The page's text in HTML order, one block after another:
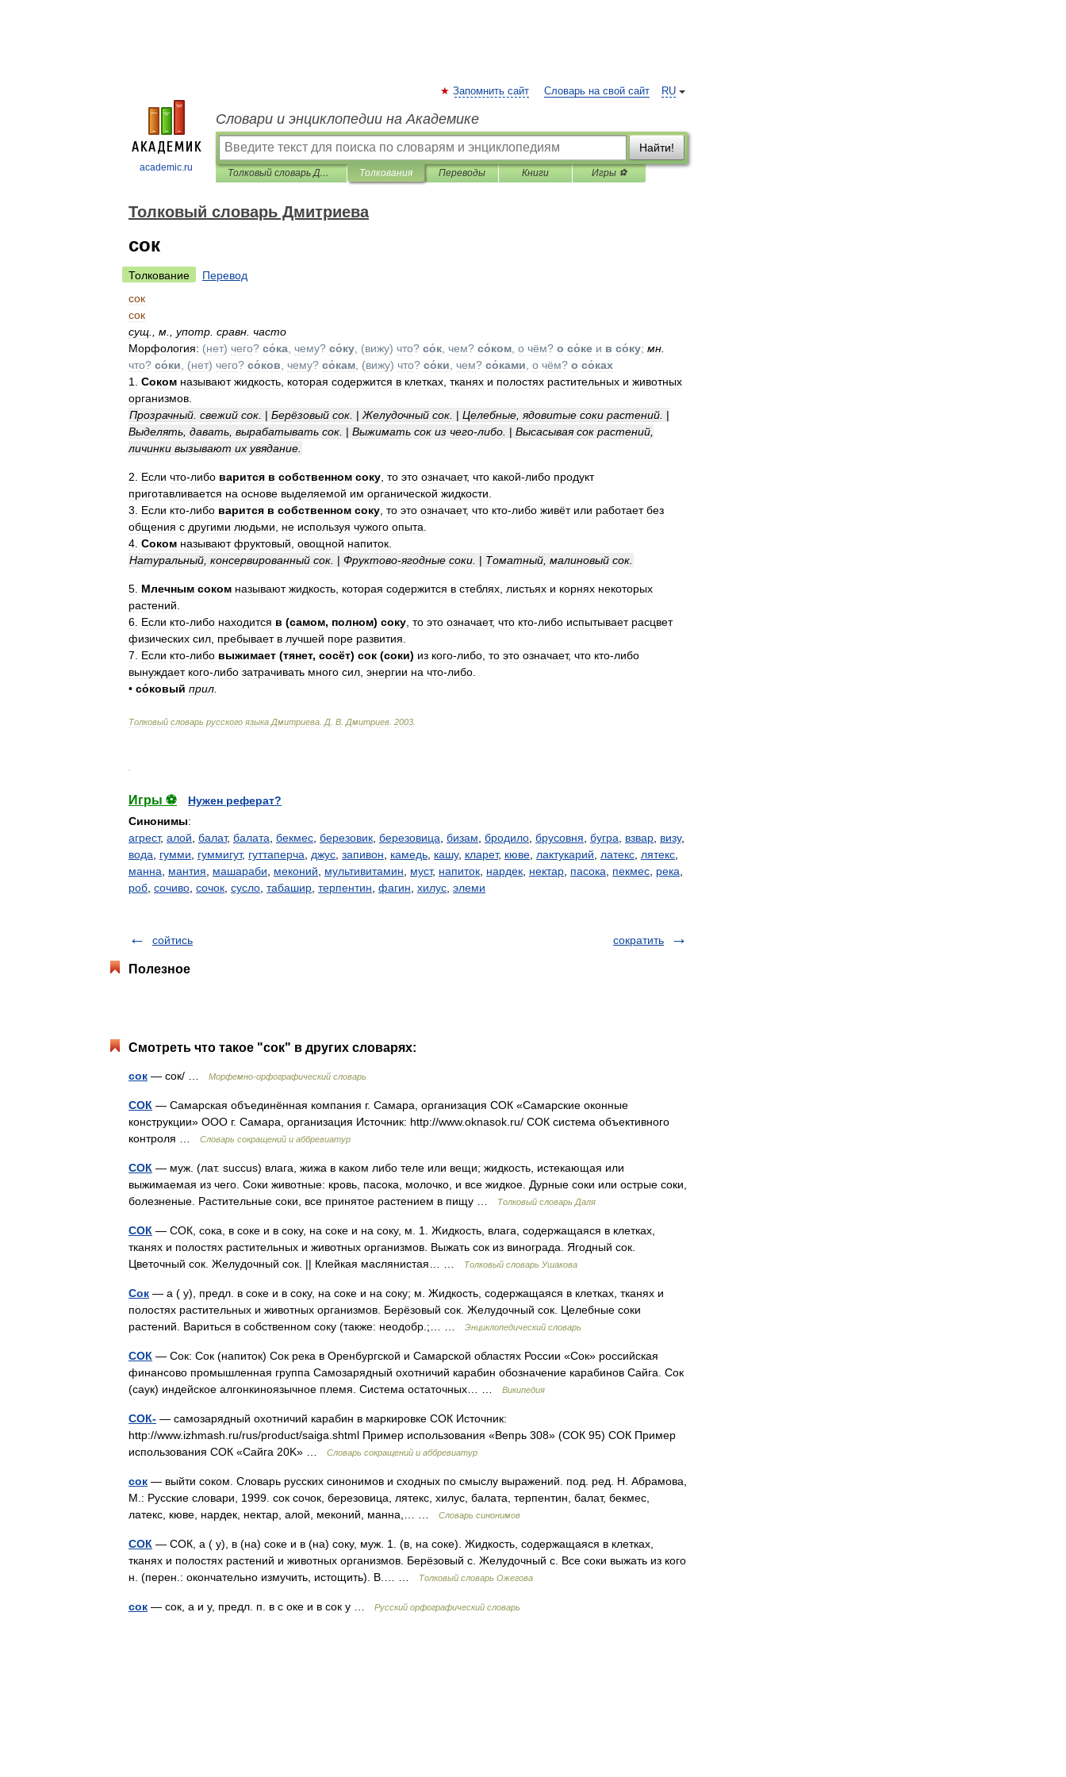
academic.ru
RU
Запомнить сайт Словарь на свой сайт
Словари и энциклопедии на Академике
Найти!
Толковый словарь Дмитриева Толкования Переводы Книги Игры ⚽
Толковый словарь Дмитриева
сок
Толкование
Перевод
сок
сок
сущ
м употр сравн часто
Морфология: (нет) чего? со́ка чему? со́ку , (вижу) что? со́к чем? со́ком о чём? о со́ке и в со́ку; мн
что? со́ки , (нет) чего? со́ков чему? со́кам , (вижу) что? со́ки чем? со́ками о чём? о со́ках
1
Соком называют жидкость которая содержится в клетках тканях и полостях растительных и животных
организмов
Прозрачный свежий сок | Берёзовый сок | Желудочный сок | Целебные ядовитые соки растений |
Выделять давать вырабатывать сок | Выжимать сок из чего-либо | Высасывая сок растений
личинки вызывают их увядание
2 Если что-либо варится в собственном соку то это означает, что какой-либо продукт
приготавливается на основе выделяемой им органической жидкости
3
Если кто-либо варится в собственном соку то это означает, что кто-либо живёт или работает без
общения с другими людьми не используя чужого опыта
4 Соком называют фруктовый овощной напиток
Натуральный консервированный сок | Фруктово-ягодные соки | Томатный малиновый сок
5 Млечным соком называют жидкость которая содержится в стеблях листьях и корнях некоторых
растений
6 Если кто-либо находится в (самом, полном) соку то это означает, что кто-либо испытывает расцвет
физических сил пребывает в лучшей поре развития
7
Если кто-либо выжимает (тянет, сосёт) сок (соки) из кого-либо то это означает, что кто-либо
вынуждает кого-либо затрачивать много сил энергии на что-либо
• со́ковый прил
Толковый словарь русского языка Дмитриева Д В Дмитриев 2003
Игры ⚽
Нужен реферат?
Синонимы:
агрест, алой балат, балата бекмес березовик березовица бизам бродило брусовня бугра взвар визу,
вода
гумми гуммигут, гуттаперча джус запивон камедь кашу, кларет, кюве лактукарий латекс лятекс
манна
мантия машараби меконий мультивитамин муст, напиток нардек нектар пасока пекмес река
роб сочиво сочок сусло табашир терпентин фагин хилус элеми
сойтись сократить
Полезное
Смотреть что такое "сок" в других словарях:
сок — сок/ … Морфемно-орфографический словарь
СОК — Самарская объединённая компания г. Самара, организация СОК «Самарские оконные
конструкции» ООО г. Самара, организация Источник: http://www.oknasok.ru/ СОК система объективного
контроля …
Словарь сокращений и аббревиатур
СОК — муж. (лат. succus) влага, жижа в каком либо теле или вещи; жидкость, истекающая или
выжимаемая из чего. Соки животные: кровь, пасока, молочко, и все жидкое. Дурные соки или острые соки,
болезненые. Растительные соки, все принятое растением в пищу …
Толковый словарь Даля
СОК — СОК, сока, в соке и в соку, на соке и на соку, м. 1. Жидкость, влага, содержащаяся в клетках,
тканях и полостях растительных и животных организмов. Выжать сок из винограда. Ягодный сок.
Цветочный сок. Желудочный сок. || Клейкая маслянистая… …
Толковый словарь Ушакова
Сок — а ( у), предл. в соке и в соку, на соке и на соку; м. Жидкость, содержащаяся в клетках, тканях и
полостях растительных и животных организмов. Берёзовый сок. Желудочный сок. Целебные соки
растений. Вариться в собственном соку (также: неодобр.;… …
Энциклопедический словарь
СОК — Сок: Сок (напиток) Сок река в Оренбургской и Самарской областях России «Сок» российская
финансово промышленная группа Самозарядный охотничий карабин обозначение карабинов Сайга. Сок
(саук) индейское алгонкиноязычное племя. Система остаточных… …
Википедия
СОК- — самозарядный охотничий карабин в маркировке СОК Источник:
http://www.izhmash.ru/rus/product/saiga.shtml Пример использования «Вепрь 308» (СОК 95) СОК Пример
использования СОК «Сайга 20K» …
Словарь сокращений и аббревиатур
сок — выйти соком. Словарь русских синонимов и сходных по смыслу выражений. под. ред. Н. Абрамова,
М.: Русские словари, 1999. сок сочок, березовица, лятекс, хилус, балата, терпентин, балат, бекмес,
латекс, кюве, нардек, нектар, алой, меконий, манна,… …
Словарь синонимов
СОК — СОК, а ( у), в (на) соке и в (на) соку, муж. 1. (в, на соке). Жидкость, содержащаяся в клетках,
тканях и полостях растений и животных организмов. Берёзовый с. Желудочный с. Все соки выжать из кого
н. (перен.: окончательно измучить, истощить). В.… …
Толковый словарь Ожегова
сок — сок, а и у, предл. п. в с оке и в сок у … Русский орфографический словарь